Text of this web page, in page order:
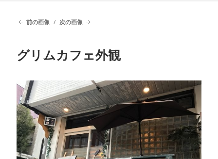
前の画像 次の画像
グリムカフェ外観